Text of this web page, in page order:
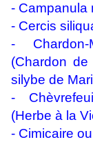
- Campanula
- Cercis
-
(Chardon
silybe de
-
(Herbe à la
- Cimicaire